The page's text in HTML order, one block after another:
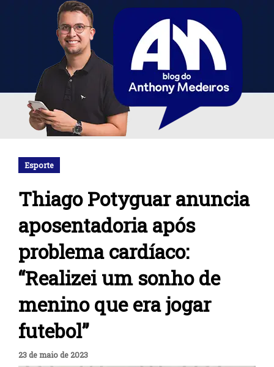
Esporte
Thiago Potyguar anuncia
aposentadoria após
problema cardíaco:
“Realizei um sonho de
menino que era jogar
futebol”
23 de maio de 2023